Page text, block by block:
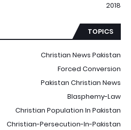
2018
TOPICS
Christian News Pakistan
Forced Conversion
Pakistan Christian News
Blasphemy-Law
Christian Population In Pakistan
Christian-Persecution-In-Pakistan